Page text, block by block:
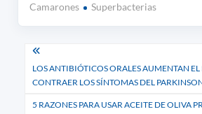
Camarones Superbacterias
Navegación
de
entradas
LOS ANTIBIÓTICOS ORALES AUMENTAN EL
CONTRAER LOS SÍNTOMAS DEL
5 RAZONES PARA USAR ACEITE DE OLIVA